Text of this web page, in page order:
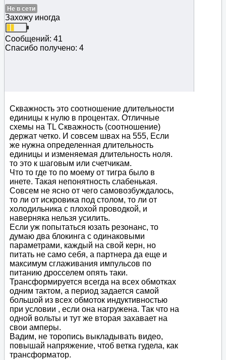
Не в сети
Захожу иногда
Сообщений: 41
Спасибо получено: 4
Скважность это соотношение длительности
единицы к нулю в процентах. Отличные
схемы на TL Скважность (соотношение)
держат четко. И совсем швах на 555, Если
же нужна определенная длительность
единицы и изменяемая длительность ноля.
то это к шаговым или счетчикам.
Что то где то по моему от тигра было в
инете. Такая непонятность слабенькая.
Совсем не ясно от чего самовозбуждалось,
то ли от искровика под столом, то ли от
холодильника с плохой проводкой, и
наверняка нельзя усилить.
Если уж попытаться юзать резонанс, то
думаю два блокинга с одинаковыми
параметрами, каждый на свой керн, но
питать не само себя, а партнера да еще и
максимум сглаживания импульсов по
питанию дросселем опять таки.
Трансформируется всегда на всех обмотках
одним тактом, а период задается самой
большой из всех обмоток индуктивностью
при условии , если она нагружена. Так что на
одной вольты и тут же вторая захавает на
свои амперы.
Вадим, не торопись выкладывать видео,
повышай напряжение, чтоб ветка гудела, как
трансформатор.